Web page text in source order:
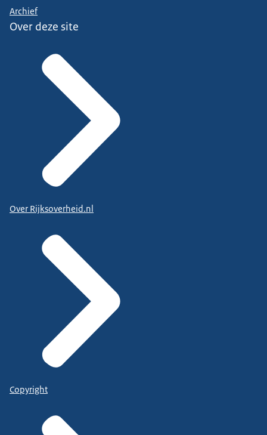
Archief
Over deze site
Over Rijksoverheid.nl
Copyright